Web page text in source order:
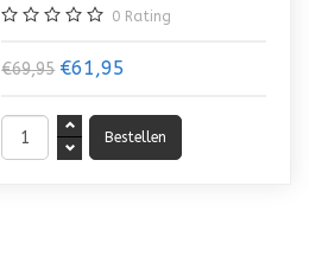
0 Rating
€69,95 €61,95